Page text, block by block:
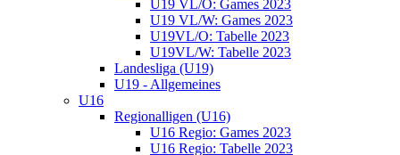
U19 VL/O: Games 2023
U19 VL/W: Games 2023
U19VL/O: Tabelle 2023
U19VL/W: Tabelle 2023
Landesliga (U19)
U19 - Allgemeines
U16
Regionalligen (U16)
U16 Regio: Games 2023
U16 Regio: Tabelle 2023